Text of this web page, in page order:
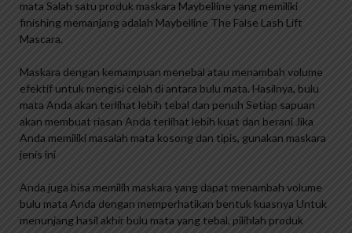
mata Salah satu produk maskara Maybelline yang memiliki
finishing memanjang adalah Maybelline The False Lash Lift
Mascara.
Maskara dengan kemampuan menebal atau menambah volume
efektif untuk mengisi celah di antara bulu mata. Hasilnya, bulu
mata Anda akan terlihat lebih tebal dan penuh Setiap sapuan
akan membuat riasan Anda terlihat lebih kuat dan berani Jika
Anda memiliki masalah mata kosong dan tipis, gunakan maskara
jenis ini
Anda juga bisa memilih maskara yang dapat menambah volume
bulu mata Anda dengan memperhatikan bentuk kuasnya Untuk
menunjang hasil akhir bulu mata yang tebal, pilihlah produk